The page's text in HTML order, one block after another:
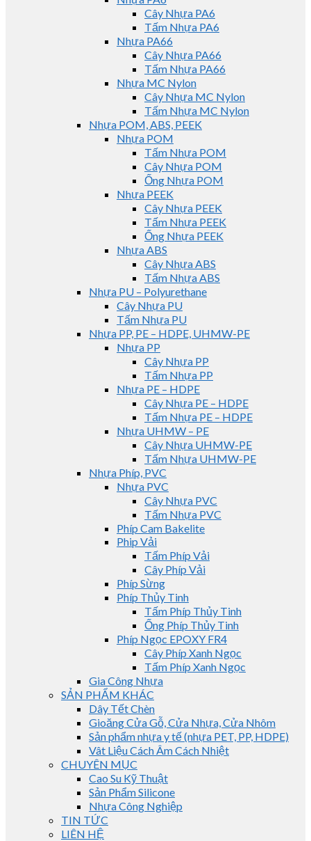
Cây Nhựa PA6
Tấm Nhựa PA6
Nhựa PA66
Cây Nhựa PA66
Tấm Nhựa PA66
Nhựa MC Nylon
Cây Nhựa MC Nylon
Tấm Nhựa MC Nylon
Nhựa POM, ABS, PEEK
Nhựa POM
Tấm Nhựa POM
Cây Nhựa POM
Ống Nhựa POM
Nhựa PEEK
Cây Nhựa PEEK
Tấm Nhựa PEEK
Ống Nhựa PEEK
Nhựa ABS
Cây Nhựa ABS
Tấm Nhựa ABS
Nhựa PU – Polyurethane
Cây Nhựa PU
Tấm Nhựa PU
Nhựa PP, PE – HDPE, UHMW-PE
Nhựa PP
Cây Nhựa PP
Tấm Nhựa PP
Nhựa PE – HDPE
Cây Nhựa PE – HDPE
Tấm Nhựa PE – HDPE
Nhựa UHMW – PE
Cây Nhựa UHMW-PE
Tấm Nhựa UHMW-PE
Nhựa Phíp, PVC
Nhựa PVC
Cây Nhựa PVC
Tấm Nhựa PVC
Phíp Cam Bakelite
Phip Vải
Tấm Phíp Vải
Cây Phíp Vải
Phíp Sừng
Phíp Thủy Tinh
Tấm Phíp Thủy Tinh
Ống Phíp Thủy Tinh
Phíp Ngọc EPOXY FR4
Cây Phíp Xanh Ngọc
Tấm Phíp Xanh Ngọc
Gia Công Nhựa
SẢN PHẨM KHÁC
Dây Tết Chèn
Gioăng Cửa Gỗ, Cửa Nhựa, Cửa Nhôm
Sản phẩm nhựa y tế (nhựa PET, PP, HDPE)
Vât Liệu Cách Âm Cách Nhiệt
CHUYÊN MỤC
Cao Su Kỹ Thuật
Sản Phẩm Silicone
Nhựa Công Nghiệp
TIN TỨC
LIÊN HỆ